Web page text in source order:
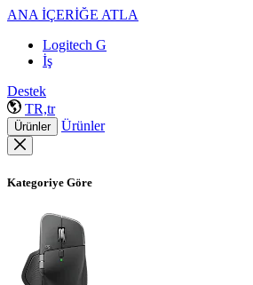
ANA İÇERİĞE ATLA
Logitech G
İş
Destek
TR,tr
Ürünler Ürünler
Kategoriye Göre